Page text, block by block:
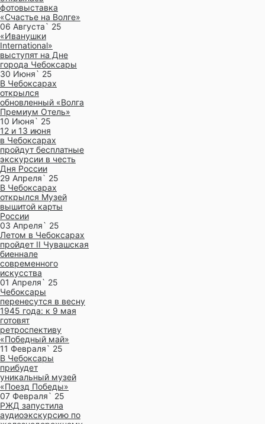
фотовыставка
«Счастье на Волге»
06 Августа` 25
«Иванушки
International»
выступят на Дне
города Чебоксары
30 Июня` 25
В Чебоксарах
открылся
обновленный «Волга
Премиум Отель»
10 Июня` 25
12 и 13 июня
в Чебоксарах
пройдут бесплатные
экскурсии в честь
Дня России
29 Апреля` 25
В Чебоксарах
открылся Музей
вышитой карты
России
03 Апреля` 25
Летом в Чебоксарах
пройдет II Чувашская
биеннале
современного
искусства
01 Апреля` 25
Чебоксары
перенесутся в весну
1945 года: к 9 мая
готовят
ретроспективу
«Победный май»
11 Февраля` 25
В Чебоксары
прибудет
уникальный музей
«Поезд Победы»
07 Февраля` 25
РЖД запустила
аудиоэкскурсию по